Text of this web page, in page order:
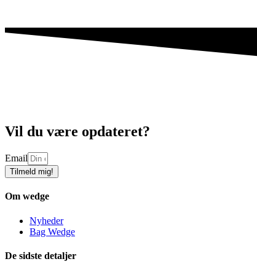
Vil du være opdateret?
Email
Tilmeld mig!
Om wedge
Nyheder
Bag Wedge
De sidste detaljer